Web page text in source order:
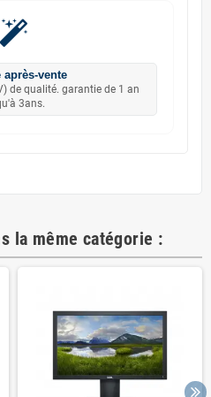
après-vente
de qualité. garantie de 1 an
3ans.
la même catégorie :